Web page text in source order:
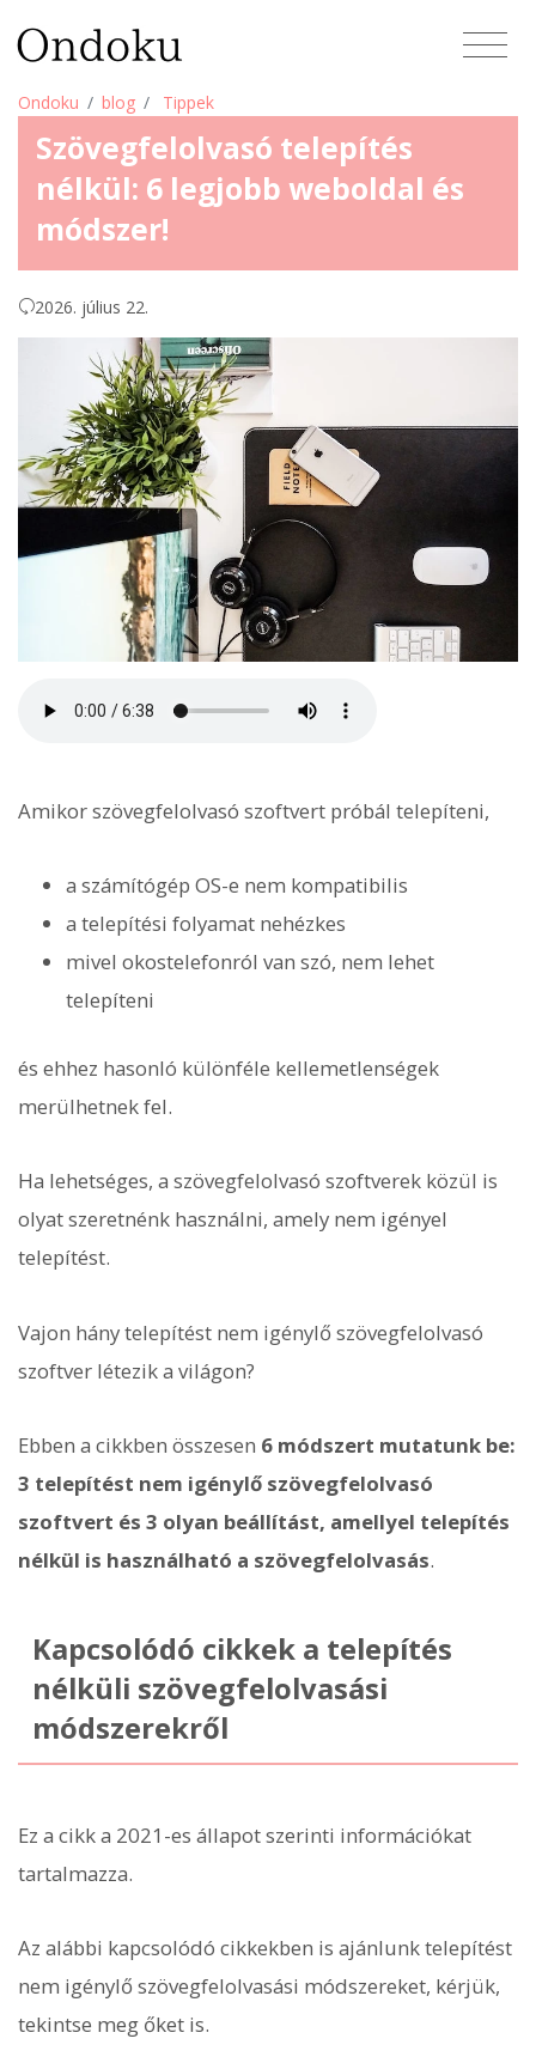
Ondoku blog Tippek
Szövegfelolvasó telepítés
nélkül: 6 legjobb weboldal és
módszer!
2026. július 22.
Amikor szövegfelolvasó szoftvert próbál telepíteni,
a számítógép OS-e nem kompatibilis
a telepítési folyamat nehézkes
mivel okostelefonról van szó, nem lehet
telepíteni
és ehhez hasonló különféle kellemetlenségek
merülhetnek fel.
Ha lehetséges, a szövegfelolvasó szoftverek közül is
olyat szeretnénk használni, amely nem igényel
telepítést.
Vajon hány telepítést nem igénylő szövegfelolvasó
szoftver létezik a világon?
Ebben a cikkben összesen 6 módszert mutatunk be:
3 telepítést nem igénylő szövegfelolvasó
szoftvert és 3 olyan beállítást, amellyel telepítés
nélkül is használható a szövegfelolvasás.
Kapcsolódó cikkek a telepítés
nélküli szövegfelolvasási
módszerekről
Ez a cikk a 2021-es állapot szerinti információkat
tartalmazza.
Az alábbi kapcsolódó cikkekben is ajánlunk telepítést
nem igénylő szövegfelolvasási módszereket, kérjük,
tekintse meg őket is.